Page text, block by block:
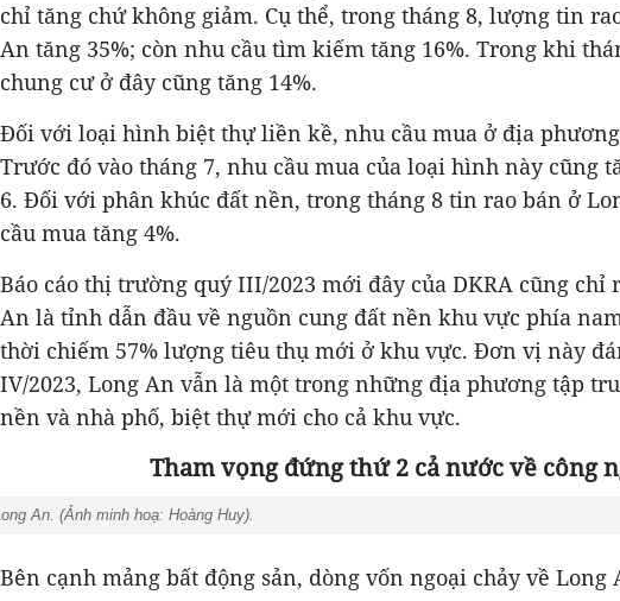
chỉ tăng chứ không giảm. Cụ thể, trong tháng 8, lượng tin
An tăng 35%; còn nhu cầu tìm kiếm tăng 16%. Trong khi
chung cư ở đây cũng tăng 14%.
Đối với loại hình biệt thự liền kề, nhu cầu mua ở địa phương
Trước đó vào tháng 7, nhu cầu mua của loại hình này cũng
6. Đối với phân khúc đất nền, trong tháng 8 tin rao bán ở
cầu mua tăng 4%.
Báo cáo thị trường quý III/2023 mới đây của DKRA cũng chỉ
An là tỉnh dẫn đầu về nguồn cung đất nền khu vực phía
thời chiếm 57% lượng tiêu thụ mới ở khu vực. Đơn vị này
IV/2023, Long An vẫn là một trong những địa phương tập
nền và nhà phố, biệt thự mới cho cả khu vực.
Tham vọng đứng thứ 2 cả nước về công
An. (Ảnh minh hoạ: Hoàng Huy).
Bên cạnh mảng bất động sản, dòng vốn ngoại chảy về Long